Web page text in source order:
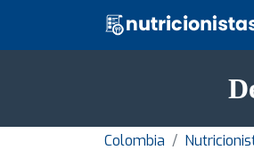
Colombia